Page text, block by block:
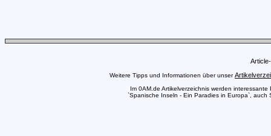
Weitere Tipps und Informationen über unser
Im 0AM.de Artikelverzeichnis werden
`Spanische Inseln - Ein Paradies in Europa`,